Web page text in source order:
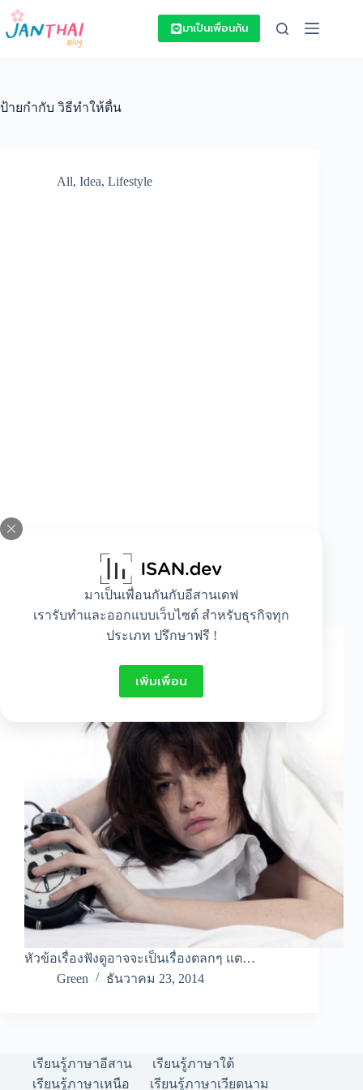
Skip
content
มาเป็นเพื่อนกันกับอีสานเดฟ
เรารับทำและออกแบบเว็บไซต์ สำหรับธุรกิจทุก
ประเภท ปรึกษาฟรี !
เพิ่มเพื่อน
มาเป็นเพื่อนกัน
ป้ายกำกับ วิธีทำให้ตื่น
All, Idea, Lifestyle
วิธีลุกออกจากที่นอนตอนเช้า
หัวข้อเรื่องฟังดูอาจจะเป็นเรื่องตลกๆ แต…
Green
ธันวาคม 23, 2014
เรียนรู้ภาษาอีสาน
เรียนรู้ภาษาใต้
เรียนรู้ภาษาเหนือ
เรียนรู้ภาษาเวียดนาม